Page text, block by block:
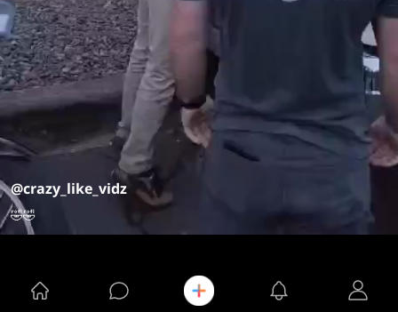
@crazy_like_vidz
🤣🤣